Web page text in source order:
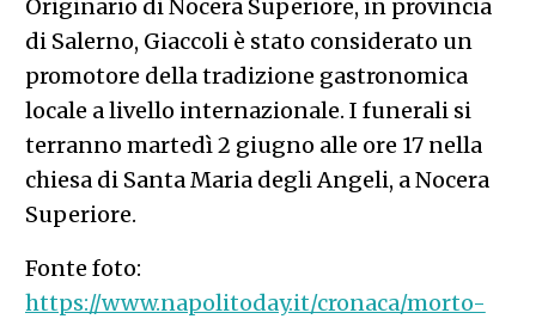
Originario di Nocera Superiore, in provincia
di Salerno, Giaccoli è stato considerato un
promotore della tradizione gastronomica
locale a livello internazionale. I funerali si
terranno martedì 2 giugno alle ore 17 nella
chiesa di Santa Maria degli Angeli, a Nocera
Superiore.
Fonte foto:
https://www.napolitoday.it/cronaca/morto-